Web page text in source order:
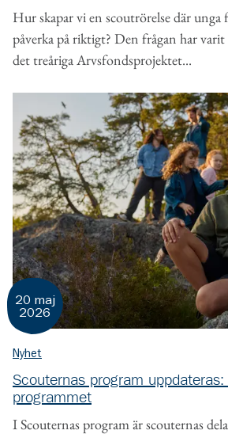
Hur skapar vi en scoutrörelse där unga
påverka på riktigt? Den frågan har
det treåriga Arvsfondsprojektet...
20 maj
2026
Nyhet
Scouternas program
programmet
I Scouternas program är scouternas